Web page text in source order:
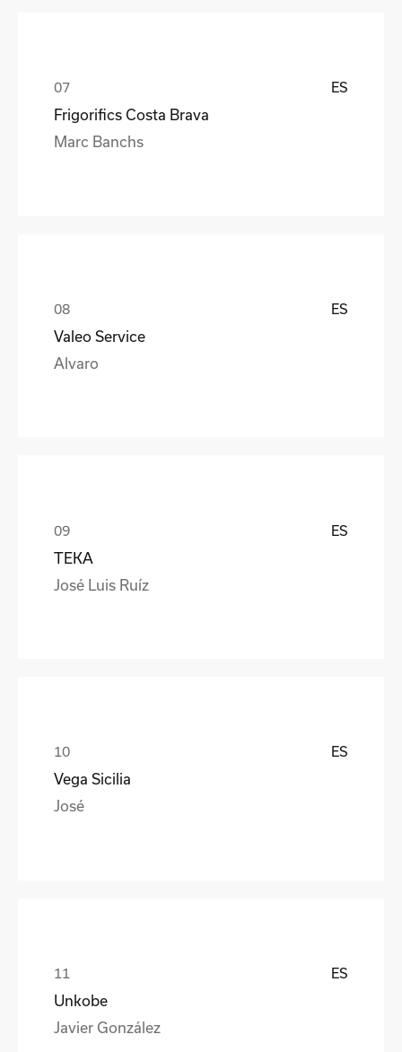
ES
Frigorifics Costa Brava
Marc Banchs
ES
Valeo Service
Alvaro
ES
TEKA
José Luis Ruíz
ES
Vega Sicilia
José
ES
Unkobe
Javier González